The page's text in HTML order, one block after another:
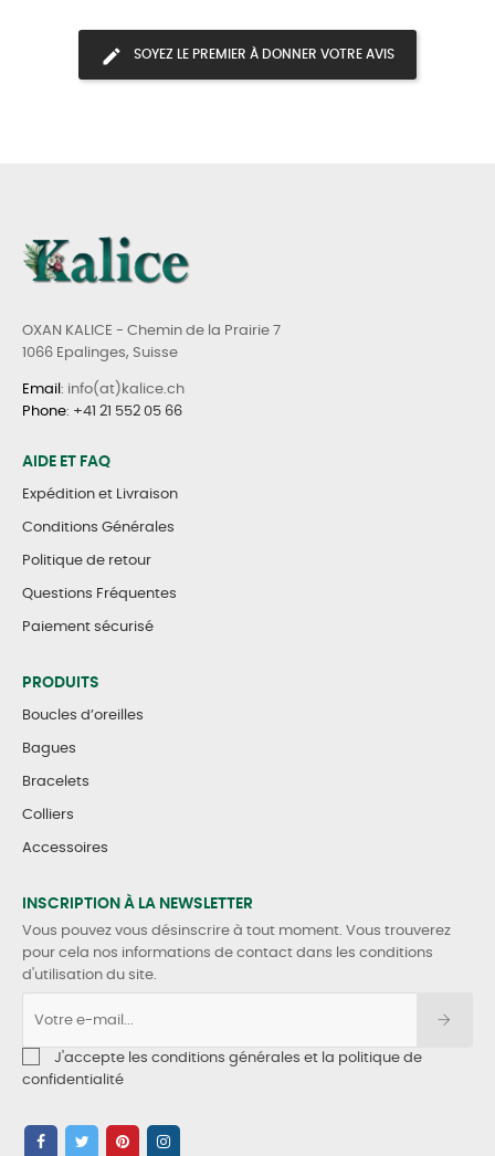
SOYEZ LE PREMIER À DONNER VOTRE AVIS
OXAN KALICE - Chemin de la Prairie 7
1066 Epalinges, Suisse
Email : info(at)kalice.ch
Phone: +41 21 552 05 66
AIDE ET FAQ
Expédition et Livraison
Conditions Générales
Politique de retour
Questions Fréquentes
Paiement sécurisé
PRODUITS
Boucles d’oreilles
Bagues
Bracelets
Colliers
Accessoires
INSCRIPTION À LA NEWSLETTER
Vous pouvez vous désinscrire à tout moment. Vous trouverez
pour cela nos informations de contact dans les conditions
d'utilisation du site.
J'accepte les conditions générales et la politique de
confidentialité